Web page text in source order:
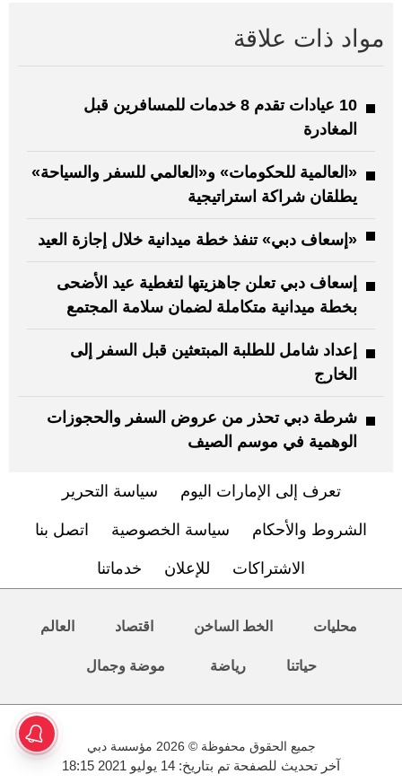
مواد ذات علاقة
10 عيادات تقدم 8 خدمات للمسافرين قبل
المغادرة
«العالمية للحكومات» و«العالمي للسفر والسياحة»
يطلقان شراكة استراتيجية
«إسعاف دبي» تنفذ خطة ميدانية خلال إجازة العيد
إسعاف دبي تعلن جاهزيتها لتغطية عيد الأضحى
بخطة ميدانية متكاملة لضمان سلامة المجتمع
إعداد شامل للطلبة المبتعثين قبل السفر إلى
الخارج
شرطة دبي تحذر من عروض السفر والحجوزات
الوهمية في موسم الصيف
تعرف إلى الإمارات اليوم سياسة التحرير
الشروط والأحكام سياسة الخصوصية اتصل بنا
الاشتراكات للإعلان خدماتنا
محليات الخط الساخن اقتصاد العالم
حياتنا رياضة موضة وجمال
جميع الحقوق محفوظة © 2026 مؤسسة دبي
آخر تحديث للصفحة تم بتاريخ: 14 يوليو 2021 18:15